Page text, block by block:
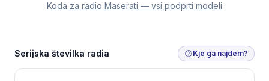
Koda za radio Maserati — vsi podprti modeli
Serijska številka radia Kje ga najdem?